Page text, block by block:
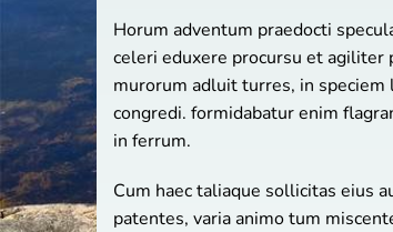
Horum adventum praedocti
celeri eduxere procursu et agiliter
murorum adluit turres, in speciem
congredi. formidabatur enim
in ferrum.
Cum haec taliaque sollicitas eius
patentes, varia animo tum